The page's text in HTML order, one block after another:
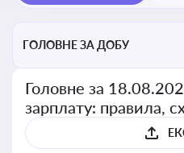
ГОЛОВНЕ ЗА ДОБУ
Головне за
зарплату: правила,